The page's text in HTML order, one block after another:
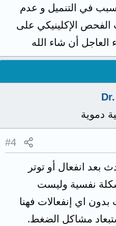
في التنميل و عدم
الفحص الإكلينيكي على
العاجل أن شاء الله
دموية
#4
بعد انفعال أو توتر
نفسية وليست
اي إنفعالات فهنا
مشاكل الضغط.